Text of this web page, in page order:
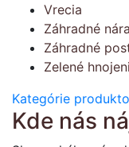
Vrecia
Záhradné
Záhradné
Zelené
Kategórie
Kde nás